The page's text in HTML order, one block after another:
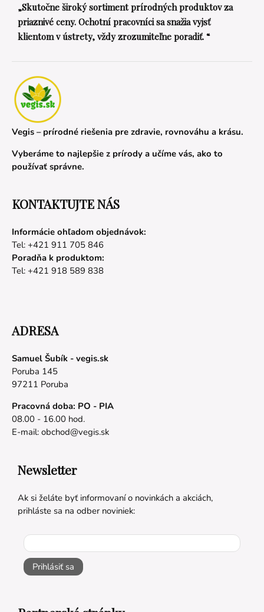
„Skutočne široký sortiment prírodných produktov za
priaznivé ceny. Ochotní pracovníci sa snažia vyjsť
klientom v ústrety, vždy zrozumiteľne poradiť. “
Vegis – prírodné riešenia pre zdravie, rovnováhu a krásu.
Vyberáme to najlepšie z prírody a učíme vás, ako to
používať správne.
KONTAKTUJTE NÁS
Informácie ohľadom objednávok:
Tel: +421 911 705 846
Poradňa k produktom:
Tel: +421 918 589 838
ADRESA
Samuel Šubík - vegis.sk
Poruba 145
97211 Poruba
Pracovná doba: PO - PIA
08.00 - 16.00 hod.
E-mail: obchod@vegis.sk
Newsletter
Ak si želáte byť informovaní o novinkách a akciách,
prihláste sa na odber noviniek:
Prihlásiť sa